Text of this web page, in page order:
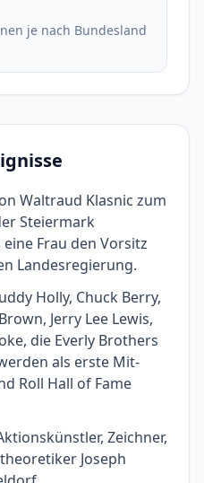
je nach Bundesland
Waltraud Klasnic zum
Steiermark
Frau den Vorsitz
Landes­regierung.
Holly, Chuck Berry,
Jerry Lee Lewis,
die Everly Brothers
als erste Mit­
Roll Hall of Fame
Zeichner,
Joseph